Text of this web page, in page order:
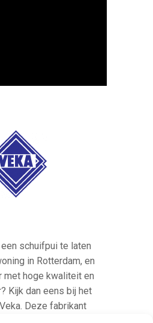
schuifpui te laten
in Rotterdam, en
met hoge kwaliteit en
Kijk dan eens bij het
Deze fabrikant